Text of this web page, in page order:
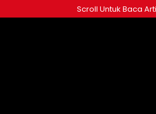
ke
Scroll Untuk Baca